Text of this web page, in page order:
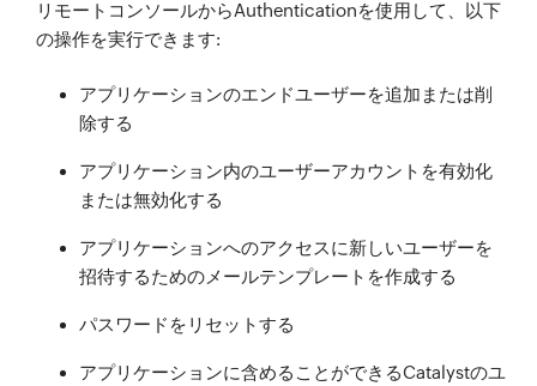
リモートコンソールからAuthenticationを使用して、以下
の操作を実行できます:
アプリケーションのエンドユーザーを追加または削
除する
アプリケーション内のユーザーアカウントを有効化
または無効化する
アプリケーションへのアクセスに新しいユーザーを
招待するためのメールテンプレートを作成する
パスワードをリセットする
アプリケーションに含めることができるCatalystのユ